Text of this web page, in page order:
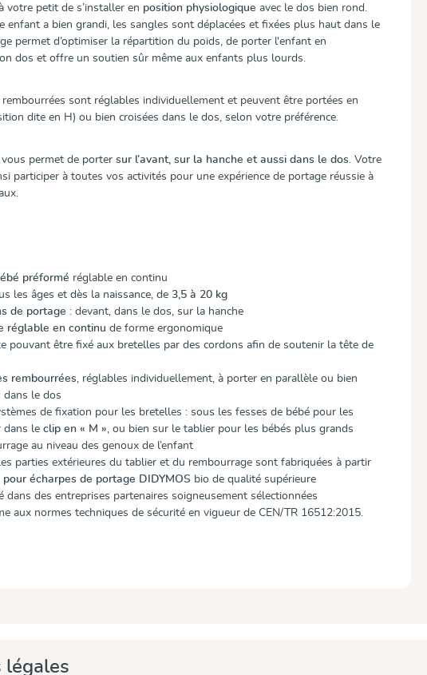
votre petit de s’installer en position physiologique avec le dos bien rond.
enfant a bien grandi, les sangles sont déplacées et fixées plus haut dans le
permet d’optimiser la répartition du poids, de porter l'enfant en
dos et offre un soutien sûr même aux enfants plus lourds.
rembourrées sont réglables individuellement et peuvent être portées en
dite en H) ou bien croisées dans le dos, selon votre préférence.
vous permet de porter sur l’avant, sur la hanche et aussi dans le dos . Votre
participer à toutes vos activités pour une expérience de portage réussie à
préformé réglable en continu
les âges et dès la naissance, de 3,5 à 20 kg
de portage : devant, dans le dos, sur la hanche
réglable en continu de forme ergonomique
pouvant être fixé aux bretelles par des cordons afin de soutenir la tête de
rembourrées , réglables individuellement, à porter en parallèle ou bien
dans le dos
de fixation pour les bretelles : sous les fesses de bébé pour les
dans le clip en « M » , ou bien sur le tablier pour les bébés plus grands
au niveau des genoux de l’enfant
parties extérieures du tablier et du rembourrage sont fabriquées à partir
pour écharpes de portage DIDYMOS bio de qualité supérieure
dans des entreprises partenaires soigneusement sélectionnées
aux normes techniques de sécurité en vigueur de CEN/TR 16512:2015.
légales